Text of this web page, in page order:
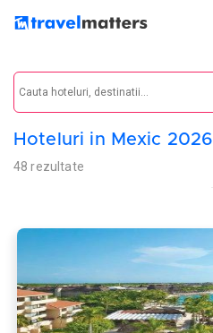
Hoteluri in Mexic 2026
48 rezultate